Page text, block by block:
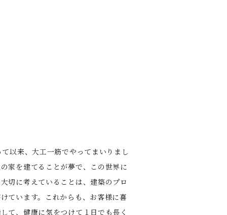
以来、⼤⼯⼀筋でやってまいりまし
家を建てることが夢で、この世界に
切に考えていることは、建築のプロ
ています。これからも、お客様に喜
て、健康に気をつけて１⽇でも⻑く